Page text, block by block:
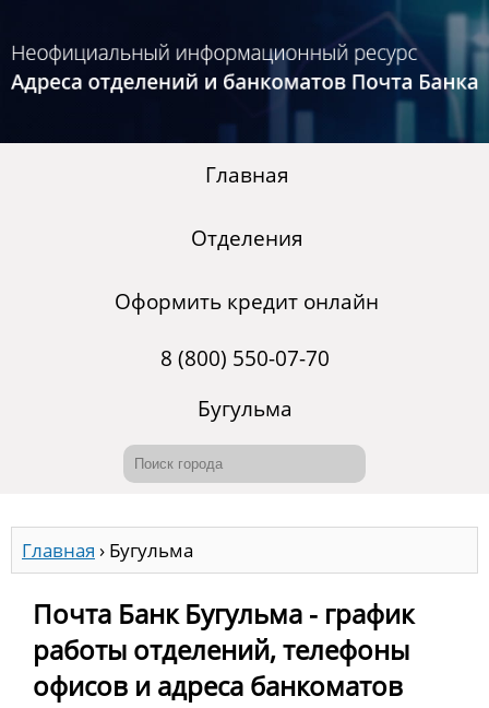
Главная
Отделения
Оформить кредит онлайн
8 (800) 550-07-70
Бугульма
Главная › Бугульма
Почта Банк Бугульма - график
работы отделений, телефоны
офисов и адреса банкоматов